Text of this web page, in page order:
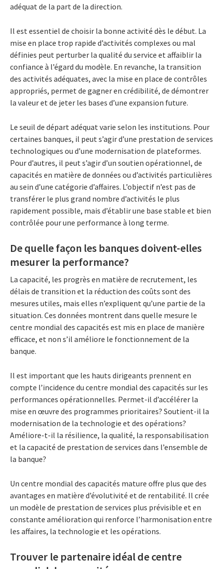
adéquat de la part de la direction.
Il est essentiel de choisir la bonne activité dès le début. La
mise en place trop rapide d’activités complexes ou mal
définies peut perturber la qualité du service et affaiblir la
confiance à l’égard du modèle. En revanche, la transition
des activités adéquates, avec la mise en place de contrôles
appropriés, permet de gagner en crédibilité, de démontrer
la valeur et de jeter les bases d’une expansion future.
Le seuil de départ adéquat varie selon les institutions. Pour
certaines banques, il peut s’agir d’une prestation de services
technologiques ou d’une modernisation de plateformes.
Pour d’autres, il peut s’agir d’un soutien opérationnel, de
capacités en matière de données ou d’activités particulières
au sein d’une catégorie d’affaires. L’objectif n’est pas de
transférer le plus grand nombre d’activités le plus
rapidement possible, mais d’établir une base stable et bien
contrôlée pour une performance à long terme.
De quelle façon les banques doivent-elles
mesurer la performance?
La capacité, les progrès en matière de recrutement, les
délais de transition et la réduction des coûts sont des
mesures utiles, mais elles n’expliquent qu’une partie de la
situation. Ces données montrent dans quelle mesure le
centre mondial des capacités est mis en place de manière
efficace, et non s’il améliore le fonctionnement de la
banque.
Il est important que les hauts dirigeants prennent en
compte l’incidence du centre mondial des capacités sur les
performances opérationnelles. Permet-il d’accélérer la
mise en œuvre des programmes prioritaires? Soutient-il la
modernisation de la technologie et des opérations?
Améliore-t-il la résilience, la qualité, la responsabilisation
et la capacité de prestation de services dans l’ensemble de
la banque?
Un centre mondial des capacités mature offre plus que des
avantages en matière d’évolutivité et de rentabilité. Il crée
un modèle de prestation de services plus prévisible et en
constante amélioration qui renforce l’harmonisation entre
les affaires, la technologie et les opérations.
Trouver le partenaire idéal de centre